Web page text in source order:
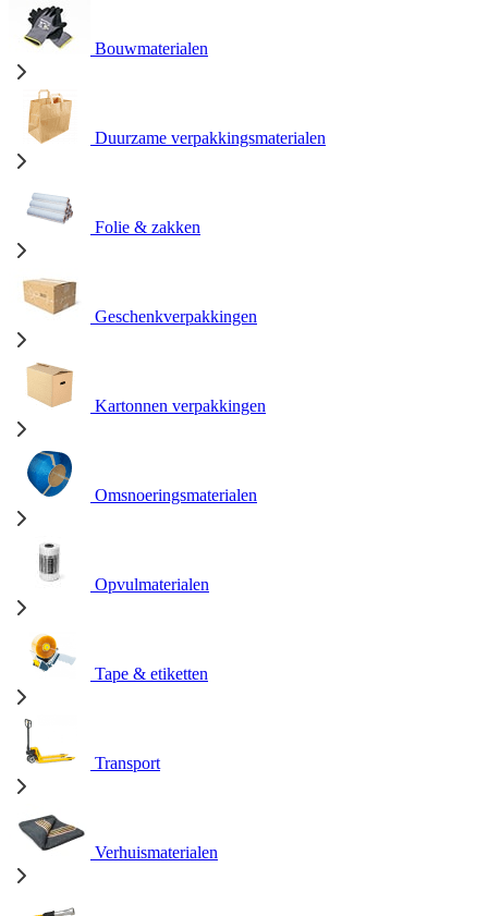
Bouwmaterialen
Duurzame verpakkingsmaterialen
Folie & zakken
Geschenkverpakkingen
Kartonnen verpakkingen
Omsnoeringsmaterialen
Opvulmaterialen
Tape & etiketten
Transport
Verhuismaterialen